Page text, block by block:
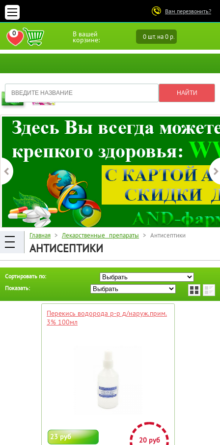
Вам перезвонить?
В вашей
корзине: 0 шт. на 0 р.
0
ПЕРЕЙТИ В ИЗБРАННОЕ
Главная > Лекарственные препараты > Антисептики
АНТИСЕПТИКИ
Сортировать по:
Показать:
Перекись водорода р-р д/наруж.прим.
3% 100мл
23 руб 20 руб